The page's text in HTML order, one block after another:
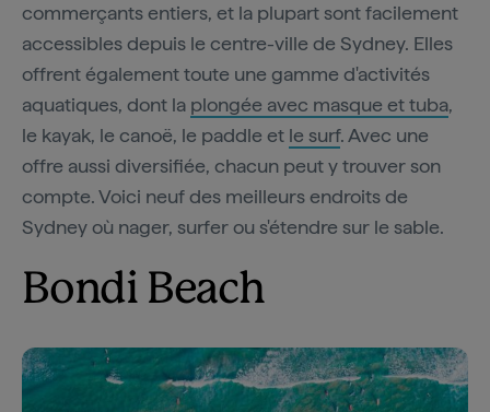
commerçants entiers, et la plupart sont facilement
accessibles depuis le centre-ville de Sydney. Elles
offrent également toute une gamme d'activités
aquatiques, dont la plongée avec masque et tuba,
le kayak, le canoë, le paddle et le surf. Avec une
offre aussi diversifiée, chacun peut y trouver son
compte. Voici neuf des meilleurs endroits de
Sydney où nager, surfer ou s'étendre sur le sable.
Bondi Beach